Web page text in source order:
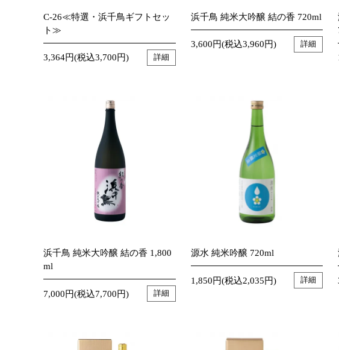
C-26≪特選・浜千鳥ギフトセッ
ト≫
3,364円(税込3,700円) 詳細
浜千鳥 純米大吟醸 結の香 720ml
3,600円(税込3,960円) 詳細
浜千鳥 純米大吟醸 結の香 1,800
ml
7,000円(税込7,700円) 詳細
源水 純米吟醸 720ml
1,850円(税込2,035円) 詳細